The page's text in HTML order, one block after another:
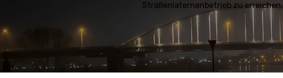
Straßenlaternenbetrieb zu erreichen.